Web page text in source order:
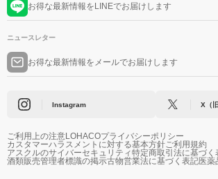
お得な最新情報をLINEでお届けします
ニュースレター
お得な最新情報をメールでお届けします
Instagram X（
ご利用上の注意LOHACOプライバシーポリシー
カスタマーハラスメントに対する基本方針ご利用規約
アスクルのサイバーセキュリティ特定商取引法に基づく
酒類販売管理者標識の掲示古物営業法に基づく表記医